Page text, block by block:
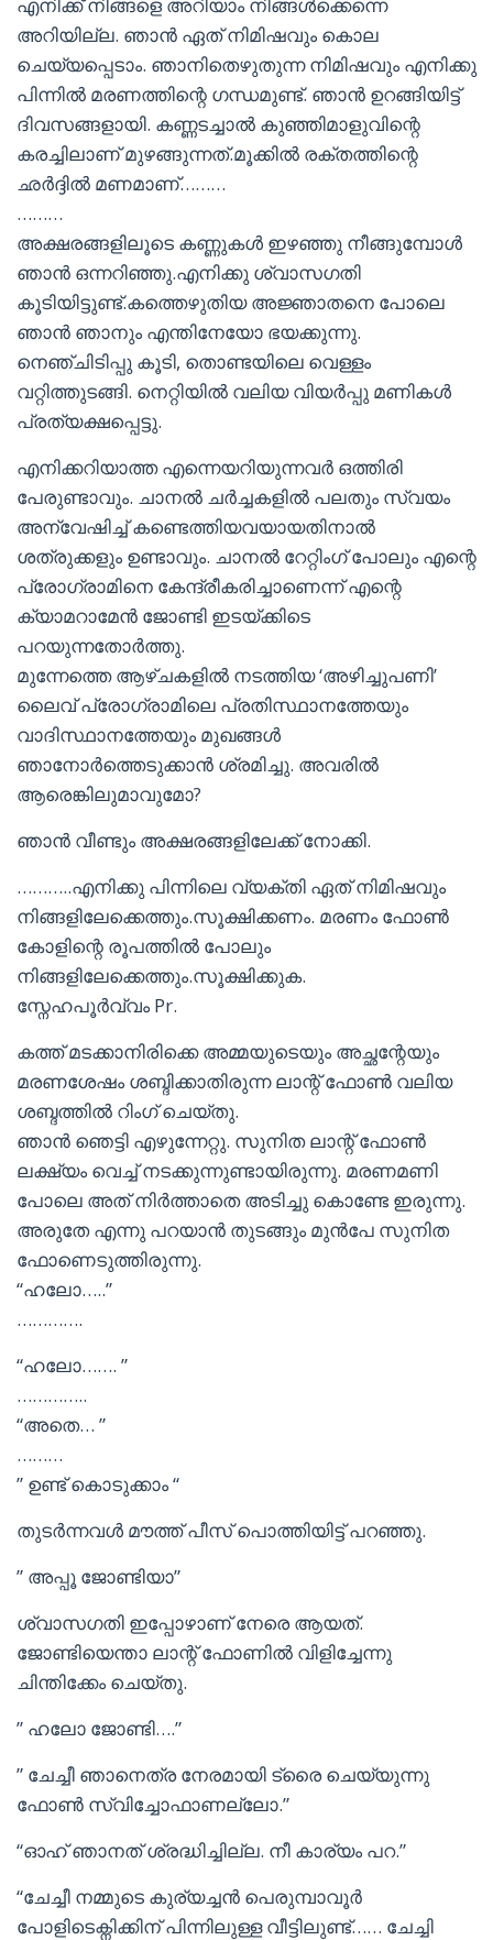
അറിയില്ല. ഞാൻ ഏത് നിമിഷവും കൊല
ചെയ്യപ്പെടാം. ഞാനിതെഴുതുന്ന നിമിഷവും എനിക്കു
പിന്നിൽ മരണത്തിന്റെ ഗന്ധമുണ്ട്. ഞാൻ ഉറങ്ങിയിട്ട്
ദിവസങ്ങളായി. കണ്ണടച്ചാൽ കുഞ്ഞിമാളുവിന്റെ
കരച്ചിലാണ് മുഴങ്ങുന്നത്.മൂക്കിൽ രക്തത്തിന്റെ
ഛർദ്ദിൽ മണമാണ്………
………
അക്ഷരങ്ങളിലൂടെ കണ്ണുകൾ ഇഴഞ്ഞു നീങ്ങുമ്പോൾ
ഞാൻ ഒന്നറിഞ്ഞു.എനിക്കു ശ്വാസഗതി
കൂടിയിട്ടുണ്ട്.കത്തെഴുതിയ അജ്ഞാതനെ പോലെ
ഞാൻ ഞാനും എന്തിനേയോ ഭയക്കുന്നു.
നെഞ്ചിടിപ്പു കൂടി, തൊണ്ടയിലെ വെള്ളം
വറ്റിത്തുടങ്ങി. നെറ്റിയിൽ വലിയ വിയർപ്പു മണികൾ
പ്രത്യക്ഷപ്പെട്ടു.
എനിക്കറിയാത്ത എന്നെയറിയുന്നവർ ഒത്തിരി
പേരുണ്ടാവും. ചാനൽ ചർച്ചകളിൽ പലതും സ്വയം
അന്വേഷിച്ച് കണ്ടെത്തിയവയായതിനാൽ
ശത്രുക്കളും ഉണ്ടാവും. ചാനൽ റേറ്റിംഗ് പോലും എന്റെ
പ്രോഗ്രാമിനെ കേന്ദ്രീകരിച്ചാണെന്ന് എന്റെ
ക്യാമറാമേൻ ജോണ്ടി ഇടയ്ക്കിടെ
പറയുന്നതോർത്തു.
മുന്നേത്തെ ആഴ്ചകളിൽ നടത്തിയ ‘അഴിച്ചുപണി’
ലൈവ് പ്രോഗ്രാമിലെ പ്രതിസ്ഥാനത്തേയും
വാദിസ്ഥാനത്തേയും മുഖങ്ങൾ
ഞാനോർത്തെടുക്കാൻ ശ്രമിച്ചു. അവരിൽ
ആരെങ്കിലുമാവുമോ?
ഞാൻ വീണ്ടും അക്ഷരങ്ങളിലേക്ക് നോക്കി.
………..എനിക്കു പിന്നിലെ വ്യക്തി ഏത് നിമിഷവും
നിങ്ങളിലേക്കെത്തും.സൂക്ഷിക്കണം. മരണം ഫോൺ
കോളിന്റെ രൂപത്തിൽ പോലും
നിങ്ങളിലേക്കെത്തും.സൂക്ഷിക്കുക.
സ്നേഹപൂർവ്വം Pr.
കത്ത് മടക്കാനിരിക്കെ അമ്മയുടെയും അച്ഛന്റേയും
മരണശേഷം ശബ്ദിക്കാതിരുന്ന ലാന്റ് ഫോൺ വലിയ
ശബ്ദത്തിൽ റിംഗ് ചെയ്തു.
ഞാൻ ഞെട്ടി എഴുന്നേറ്റു. സുനിത ലാന്റ് ഫോൺ
ലക്ഷ്യം വെച്ച് നടക്കുന്നുണ്ടായിരുന്നു. മരണമണി
പോലെ അത് നിർത്താതെ അടിച്ചു കൊണ്ടേ ഇരുന്നു.
അരുതേ എന്നു പറയാൻ തുടങ്ങും മുൻപേ സുനിത
ഫോണെടുത്തിരുന്നു.
“ഹലോ…..”
………….
“ഹലോ……. ”
…………..
“അതെ… ”
………
” ഉണ്ട് കൊടുക്കാം “
തുടർന്നവൾ മൗത്ത് പീസ് പൊത്തിയിട്ട് പറഞ്ഞു.
” അപ്പൂ ജോണ്ടിയാ”
ശ്വാസഗതി ഇപ്പോഴാണ് നേരെ ആയത്.
ജോണ്ടിയെന്താ ലാന്റ് ഫോണിൽ വിളിച്ചേന്നു
ചിന്തിക്കേം ചെയ്തു.
” ഹലോ ജോണ്ടി….”
” ചേച്ചീ ഞാനെത്ര നേരമായി ട്രൈ ചെയ്യുന്നു
ഫോൺ സ്വിച്ചോഫാണല്ലോ.”
“ഓഹ് ഞാനത് ശ്രദ്ധിച്ചില്ല. നീ കാര്യം പറ.”
“ചേച്ചീ നമ്മുടെ കുര്യച്ചൻ പെരുമ്പാവൂർ
പോളിടെക്നിക്കിന് പിന്നിലുള്ള വീട്ടിലുണ്ട്…… ചേച്ചി